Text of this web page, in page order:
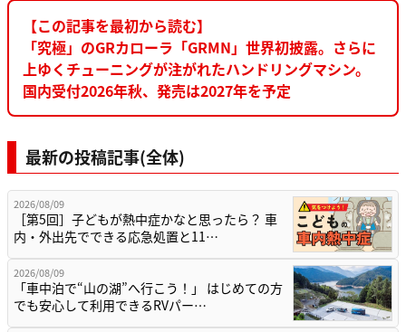
【この記事を最初から読む】
「究極」のGRカローラ「GRMN」世界初披露。さらに
上ゆくチューニングが注がれたハンドリングマシン。
国内受付2026年秋、発売は2027年を予定
最新の投稿記事(全体)
2026/08/09
［第5回］子どもが熱中症かなと思ったら？ 車
内・外出先でできる応急処置と11…
2026/08/09
「車中泊で“山の湖”へ行こう！」 はじめての方
でも安心して利用できるRVパー…